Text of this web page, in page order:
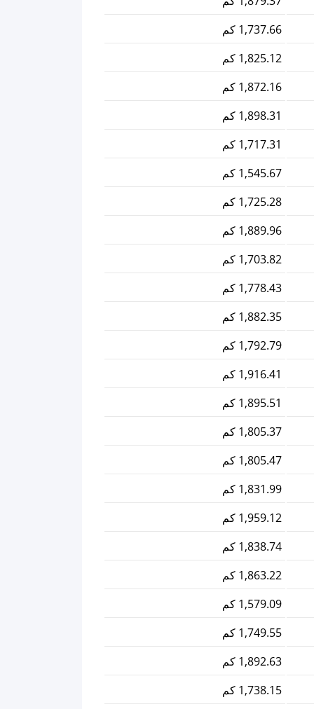
1,737.66 كم
1,825.12 كم
1,872.16 كم
1,898.31 كم
1,717.31 كم
1,545.67 كم
1,725.28 كم
1,889.96 كم
1,703.82 كم
1,778.43 كم
1,882.35 كم
1,792.79 كم
1,916.41 كم
1,895.51 كم
1,805.37 كم
1,805.47 كم
1,831.99 كم
1,959.12 كم
1,838.74 كم
1,863.22 كم
1,579.09 كم
1,749.55 كم
1,892.63 كم
1,738.15 كم